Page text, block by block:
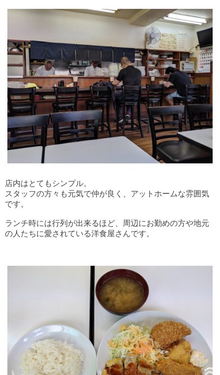
店内はとてもシンプル。
スタッフの方々も元気で仲が良く、アットホームな雰囲気
です。
ランチ時には行列が出来るほど、周辺にお勤めの方や地元
の人たちに愛されている洋食屋さんです。